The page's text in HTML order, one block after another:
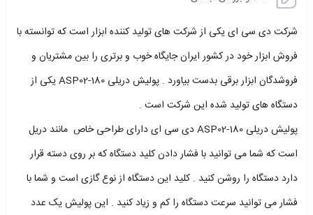
شرکت دی سی ای یکی از شرکت های تولید کننده ابزار است که توانسته با
فروش ابزار خود در کشور ایران جایگاه خوب و برتری را بین مشتریان و
فروشدگان ابزار برقی بدست بیاورد . پولیش دریلی ASP02-180 یکی از
دستگاه های تولید شده این شرکت است .
پولیش دریلی ASP02-180 دی سی ای دارای طراحی خاص مانند دریل
است که شما می توانید با فشار دادن کلید دستگاه که بر روی دسته قرار
دارد دستگاه را روشن کنید . کلید این دستگاه از نوع گازی است و شما با
فشار می توانید سرعت دستگاه را کم و زیاد کنید . این پولیش یک عدد